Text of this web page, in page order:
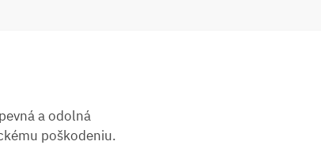
a odolná
poškodeniu.